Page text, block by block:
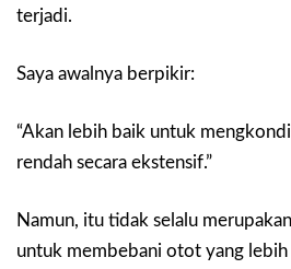
terjadi.
Saya awalnya berpikir:
“Akan lebih baik untuk
rendah secara ekstensif.”
Namun, itu tidak selalu
untuk membebani otot yang lebih